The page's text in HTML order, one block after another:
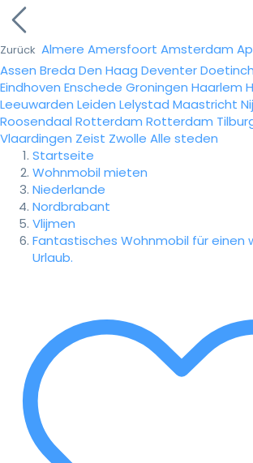
Zurück Almere Amersfoort Amsterdam
Assen Breda Den Haag Deventer
Eindhoven Enschede Groningen Haarlem
Leeuwarden Leiden Lelystad Maastricht
Roosendaal Rotterdam Rotterdam
Vlaardingen Zeist Zwolle Alle steden
Startseite
Wohnmobil mieten
Niederlande
Nordbrabant
Vlijmen
Fantastisches Wohnmobil für einen
Urlaub.